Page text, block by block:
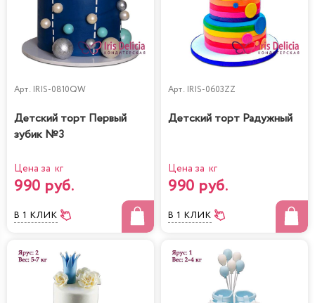
Арт. IRIS-0810QW
Детский торт Первый
зубик №3
Цена за кг
990 руб.
В 1 КЛИК
Арт. IRIS-0603ZZ
Детский торт Радужный
Цена за кг
990 руб.
В 1 КЛИК